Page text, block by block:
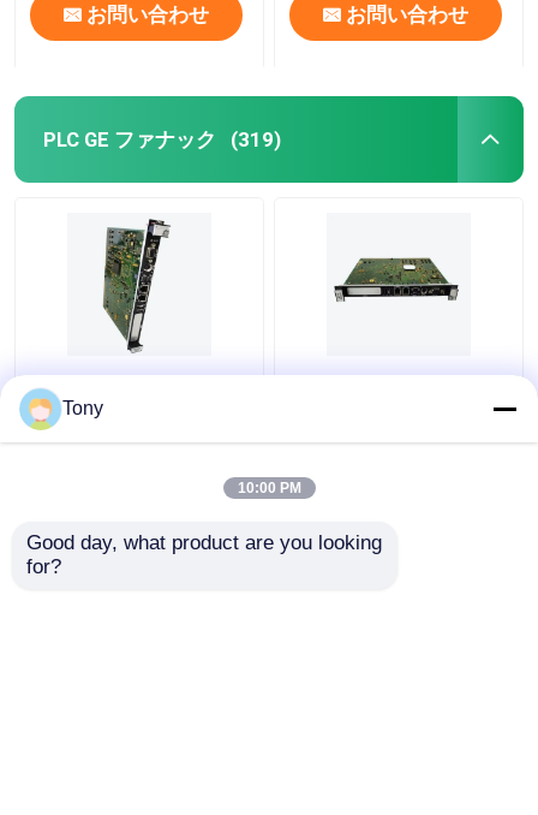
お問い合わせ お問い合わせ
PLC GE ファナック (319)
GE FANUC
IS215ACLEH1AC
SPEEDTRONICの電源
GE FANUC
ローラー
Tony
10:00 PM
Good day, what product are you looking
for?